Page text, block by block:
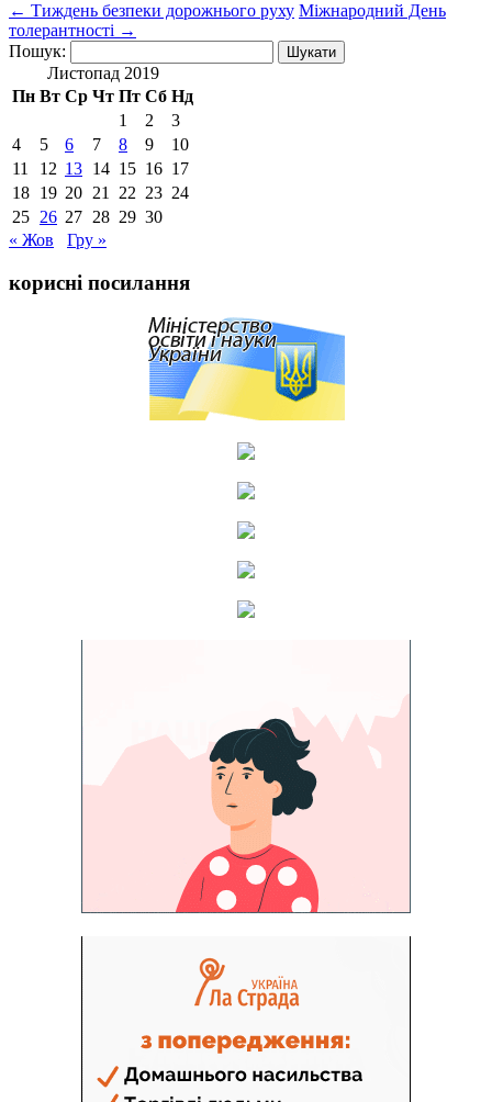
← Тиждень безпеки дорожнього руху Міжнародний День
толерантності →
Пошук:
Листопад 2019
Пн Вт Ср Чт Пт Сб Нд
1
2
3
4
5 6 7 8 9
10
11
12 13 14 15 16 17
18 19 20 21 22 23 24
25 26 27 28 29 30
« Жов
Гру »
корисні посилання